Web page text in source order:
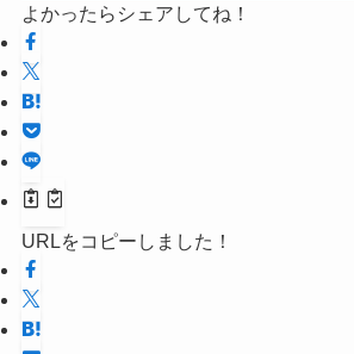
よかったらシェアしてね！
URLをコピーしました！